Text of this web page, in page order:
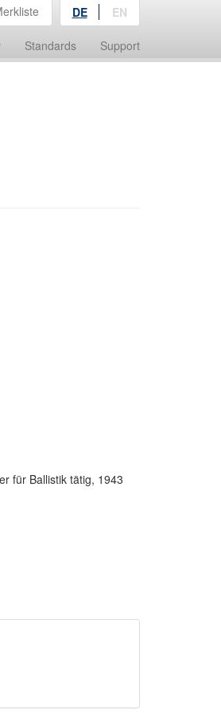
Standards Support
DE EN
für Ballistik tätig, 1943